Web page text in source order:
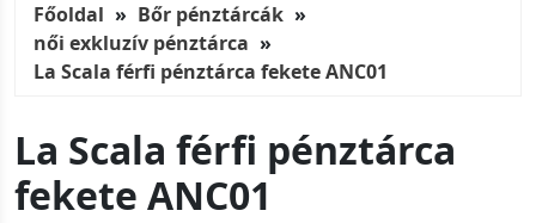
Főoldal
Bőr pénztárcák
női exkluzív pénztárca
La Scala férfi pénztárca fekete ANC01
La Scala férfi pénztárca
fekete ANC01